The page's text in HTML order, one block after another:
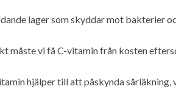
lager som skyddar mot bakterier
måste vi få C-vitamin från kosten
hjälper till att påskynda